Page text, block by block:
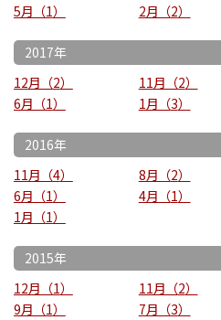
5月
1 2月 2
2017年
12月
2 11月 2
6月
1 1月 3
2016年
11月
4 8月 2
6月
1 4月 1
1月
1
2015年
12月
1 11月 2
9月
1 7月 3